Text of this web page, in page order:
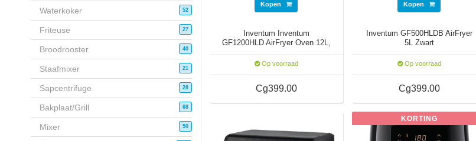
Waterkoker 52
Friteuse 27
Broodrooster 40
Staafmixer 21
Sapcentrifuge 28
Bakplaat/Grill 68
Mixer 50
Kopen
Inventum Inventum
GF1200HLD AirFryer Oven 12L,
Op voorraad
Cg399.00
Kopen
Inventum GF500HLDB AirFryer
5L Zwart
Op voorraad
Cg399.00
KORTING